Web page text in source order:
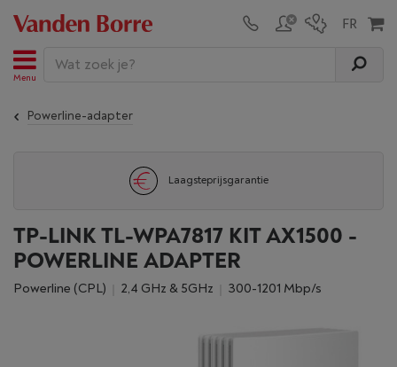
Menu
Powerline-adapter
Laagsteprijsgarantie
TP-LINK TL-WPA7817 KIT AX1500 -
POWERLINE ADAPTER
Powerline (CPL) 2,4 GHz & 5GHz 300-1201 Mbp/s